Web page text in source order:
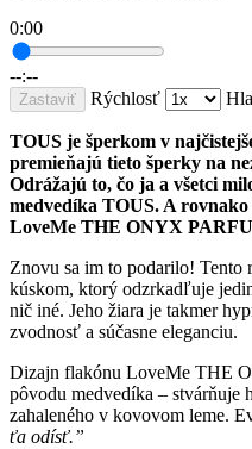
0:00
--:--
Zastaviť Rýchlosť
TOUS je šperkom v
premieňajú tieto šperky na
Odrážajú to, čo ja a všetci
medvedíka TOUS. A
LoveMe THE ONYX
Znovu sa im to podarilo! Tento
kúskom, ktorý odzrkadľuje
nič iné. Jeho žiara je takmer
zvodnosť a súčasne eleganciu.
Dizajn flakónu LoveMe THE
pôvodu medvedíka – stvárňuje
zahaleného v kovovom leme.
ťa odísť.”